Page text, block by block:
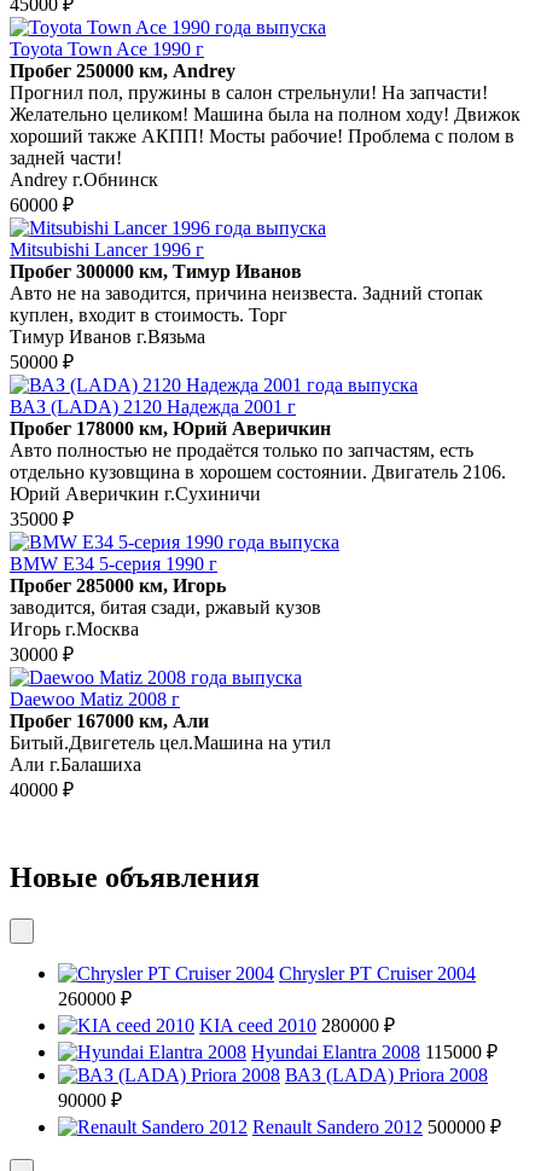
Toyota Town Ace 1990 г
Пробег 250000 км, Andrey
Прогнил пол, пружины в салон стрельнули! На запчасти!
Желательно целиком! Машина была на полном ходу! Движок
хороший также АКПП! Мосты рабочие! Проблема с полом в
задней части!
Andrey г.Обнинск
60000 ₽
Mitsubishi Lancer 1996 г
Пробег 300000 км, Тимур Иванов
Авто не на заводится, причина неизвеста. Задний стопак
куплен, входит в стоимость. Торг
Тимур Иванов г.Вязьма
50000 ₽
ВАЗ (LADA) 2120 Надежда 2001 г
Пробег 178000 км, Юрий Аверичкин
Авто полностью не продаётся только по запчастям, есть
отдельно кузовщина в хорошем состоянии. Двигатель 2106.
Юрий Аверичкин г.Сухиничи
35000 ₽
BMW E34 5-серия 1990 г
Пробег 285000 км, Игорь
заводится, битая сзади, ржавый кузов
Игорь г.Москва
30000 ₽
Daewoo Matiz 2008 г
Пробег 167000 км, Али
Битый.Двигетель цел.Машина на утил
Али г.Балашиха
40000 ₽
Новые объявления
Chrysler PT Cruiser 2004
260000 ₽
KIA ceed 2010 280000 ₽
Hyundai Elantra 2008 115000 ₽
ВАЗ (LADA) Priora 2008
90000 ₽
Renault Sandero 2012 500000 ₽